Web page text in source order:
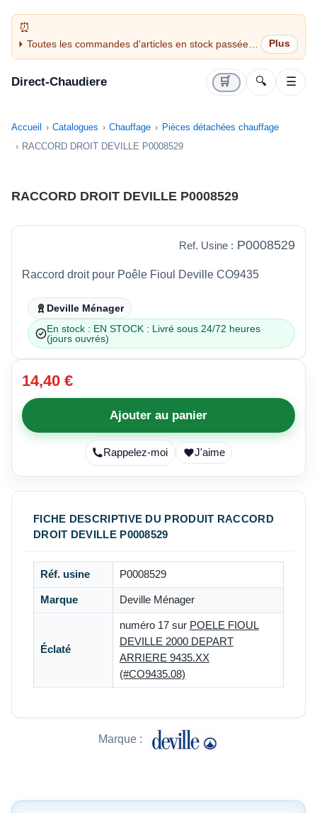
Toutes les commandes d'articles en stock passées
avant 14H sont expédiées le jour même (jours
Direct-Chaudiere 🛒 🔍 ☰
Accueil Catalogues Chauffage
Pièces détachées chauffage
RACCORD DROIT DEVILLE P0008529
RACCORD DROIT DEVILLE P0008529
Ref. Usine : P0008529
Raccord droit pour Poêle Fioul Deville CO9435
Deville Ménager
En stock : EN STOCK : Livré sous 24/72 heures
(jours ouvrés)
14,40 €
Ajouter au panier
Rappelez-moi J'aime
FICHE DESCRIPTIVE DU PRODUIT RACCORD
DROIT DEVILLE P0008529
Réf. usine P0008529
Marque Deville Ménager
Éclaté
numéro 17 sur POELE FIOUL
DEVILLE 2000 DEPART
ARRIERE 9435.XX
(#CO9435.08)
Marque :